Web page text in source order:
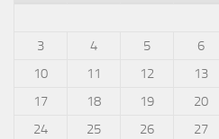
3
4 5 6
10
11 12 13
17
18 19 20
24
25 26 27